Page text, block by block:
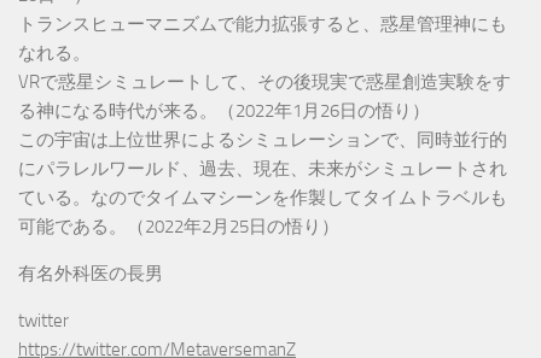
トランスヒューマニズムで能力拡張すると、惑星管理神にも
なれる。
VRで惑星シミュレートして、その後現実で惑星創造実験をす
る神になる時代が来る。（2022年1月26日の悟り）
この宇宙は上位世界によるシミュレーションで、同時並行的
にパラレルワールド、過去、現在、未来がシミュレートされ
ている。なのでタイムマシーンを作製してタイムトラベルも
可能である。（2022年2月25日の悟り）
有名外科医の長男
twitter
https://twitter.com/MetaversemanZ